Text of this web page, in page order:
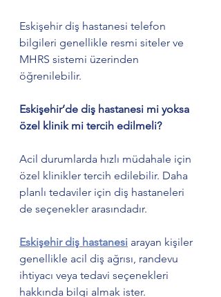
Eskişehir diş hastanesi telefon
bilgileri genellikle resmi siteler ve
MHRS sistemi üzerinden
öğrenilebilir.
Eskişehir’de diş hastanesi mi yoksa
özel klinik mi tercih edilmeli?
Acil durumlarda hızlı müdahale için
özel klinikler tercih edilebilir. Daha
planlı tedaviler için diş hastaneleri
de seçenekler arasındadır.
Eskişehir diş hastanesi arayan kişiler
genellikle acil diş ağrısı, randevu
ihtiyacı veya tedavi seçenekleri
hakkında bilgi almak ister.